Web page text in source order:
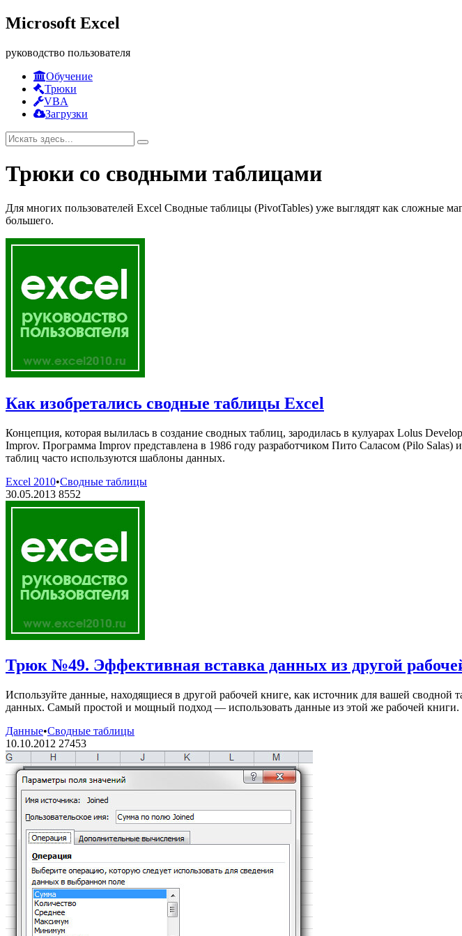
Microsoft Excel
руководство пользователя
Обучение
Трюки
VBA
Загрузки
Трюки со сводными таблицами
Для многих пользователей Excel Сводные таблицы (PivotTables) уже выглядят как сложные
большего.
Как изобретались сводные таблицы Excel
Концепция, которая вылилась в создание сводных таблиц, зародилась в кулуарах Lolus
Improv. Программа Improv представлена в 1986 году разработчиком Пито Саласом (Pilo
таблиц часто используются шаблоны данных.
Excel 2010•Сводные таблицы
30.05.2013 8552
Трюк №49. Эффективная вставка данных из другой
Используйте данные, находящиеся в другой рабочей книге, как источник для вашей
данных. Самый простой и мощный подход — использовать данные из этой же рабочей книги.
Данные•Сводные таблицы
10.10.2012 27453